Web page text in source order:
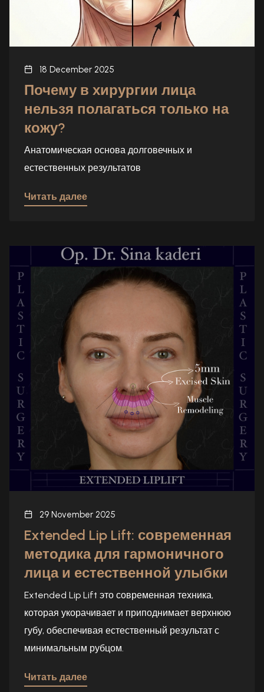
18 December 2025
Почему в хирургии лица
нельзя полагаться только на
кожу?
Анатомическая основа долговечных и
естественных результатов
Читать далее
29 November 2025
Extended Lip Lift: современная
методика для гармоничного
лица и естественной улыбки
Extended Lip Lift это современная техника,
которая укорачивает и приподнимает верхнюю
губу, обеспечивая естественный результат с
минимальным рубцом.
Читать далее